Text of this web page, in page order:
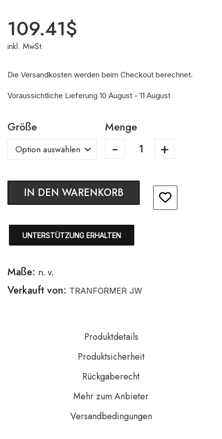
109.41$
inkl. MwSt.
Die Versandkosten werden beim Checkout berechnet.
Voraussichtliche Lieferung 10 August - 11 August
Größe Menge
IN DEN WARENKORB
UNTERSTÜTZUNG ERHALTEN
Maße: n. v.
Verkauft von: TRANFORMER JW
Produktdetails
Produktsicherheit
Rückgaberecht
Mehr zum Anbieter
Versandbedingungen